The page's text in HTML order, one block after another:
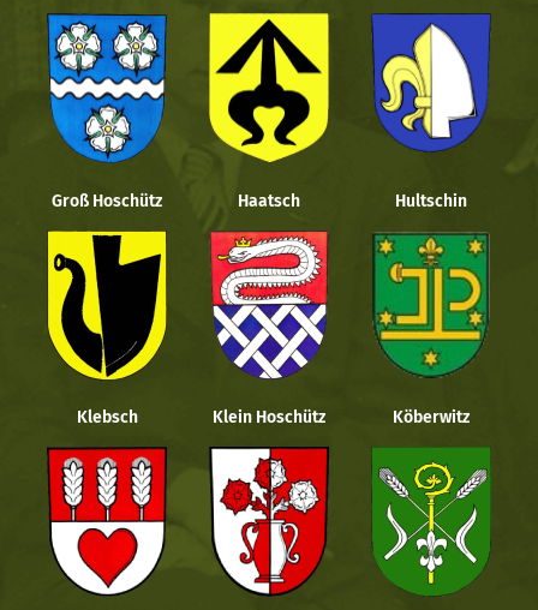
Groß Hoschütz Haatsch Hultschin
Klebsch Klein Hoschütz Köberwitz